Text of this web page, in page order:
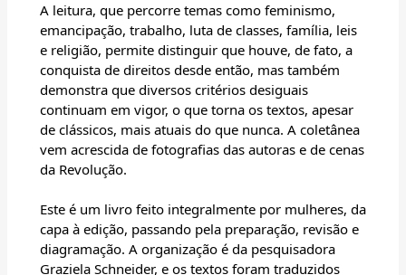
A leitura, que percorre temas como feminismo,
emancipação, trabalho, luta de classes, família, leis
e religião, permite distinguir que houve, de fato, a
conquista de direitos desde então, mas também
demonstra que diversos critérios desiguais
continuam em vigor, o que torna os textos, apesar
de clássicos, mais atuais do que nunca. A coletânea
vem acrescida de fotografias das autoras e de cenas
da Revolução.
Este é um livro feito integralmente por mulheres, da
capa à edição, passando pela preparação, revisão e
diagramação. A organização é da pesquisadora
Graziela Schneider, e os textos foram traduzidos